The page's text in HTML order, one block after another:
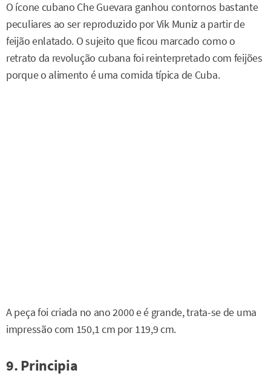
O ícone cubano Che Guevara ganhou contornos bastante
peculiares ao ser reproduzido por Vik Muniz a partir de
feijão enlatado. O sujeito que ficou marcado como o
retrato da revolução cubana foi reinterpretado com feijões
porque o alimento é uma comida típica de Cuba.
A peça foi criada no ano 2000 e é grande, trata-se de uma
impressão com 150,1 cm por 119,9 cm.
9. Principia